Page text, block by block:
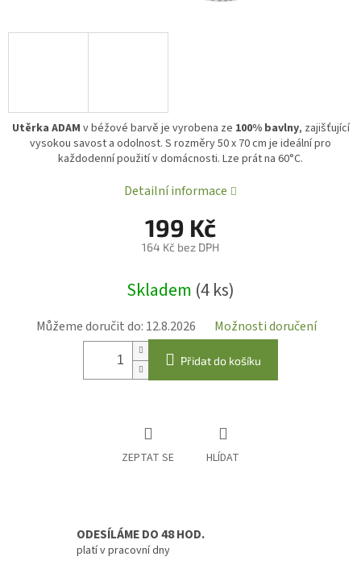
199 Kč
164 Kč bez DPH
cena:
Skladem (4 ks)
Můžeme doručit do: 12.8.2026 Možnosti doručení
Přidat do košíku
Utěrka ADAM v béžové barvě je vyrobena ze 100% bavlny, zajišťující
vysokou savost a odolnost. S rozměry 50 x 70 cm je ideální pro
každodenní použití v domácnosti. Lze prát na 60°C.
Detailní informace
ZEPTAT SE HLÍDAT
ODESÍLÁME DO 48 HOD.
platí v pracovní dny